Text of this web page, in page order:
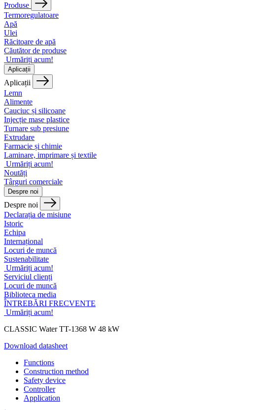
Produse
Termoregulatoare
Apă
Ulei
Răcitoare de apă
Căutător de produse
Urmăriți acum!
Aplicații
Aplicații
Lemn
Alimente
Cauciuc și silicoane
Injecție mase plastice
Turnare sub presiune
Extrudare
Farmacie și chimie
Laminare, imprimare și textile
Urmăriți acum!
Noutăți
Târguri comerciale
Despre noi
Despre noi
Declarația de misiune
Istoric
Echipa
Internațional
Locuri de muncă
Sustenabilitate
Urmăriți acum!
Serviciul clienți
Locuri de muncă
Biblioteca media
ÎNTREBĂRI FRECVENTE
Urmăriți acum!
CLASSIC Water TT-1368 W 48 kW
Download datasheet
Functions
Construction method
Safety device
Controller
Application